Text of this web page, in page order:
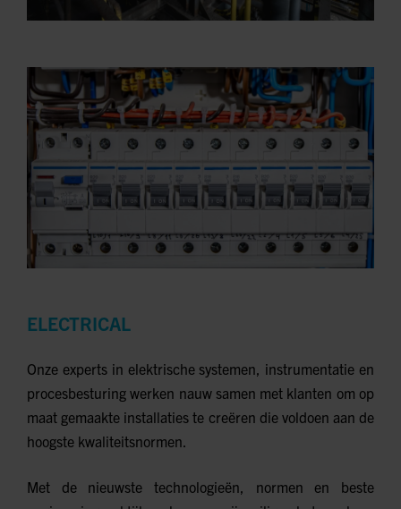
ELECTRICAL
Onze experts in elektrische systemen, instrumentatie en
procesbesturing werken nauw samen met klanten om op
maat gemaakte installaties te creëren die voldoen aan de
hoogste kwaliteitsnormen.
Met de nieuwste technologieën, normen en beste